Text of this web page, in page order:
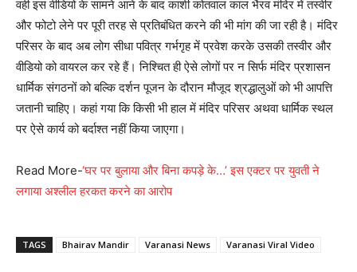
वही इस वीडियो के सामने आने के बाद काशी कोतवाल काल भैरव मंदिर में तस्वीर
और फोटो लेने पर पूरी तरह से प्रतिबंधित करने की भी मांग की जा रही है। मंदिर
परिसर के बाद अब लोग सीधा पवित्र गर्भगृह में प्रवेश करके उसकी तस्वीर और
वीडियो को वायरल कर रहे हैं। निश्चित ही ऐसे लोगों पर न सिर्फ मंदिर प्रशासन
धार्मिक संगठनों को बल्कि दर्शन पूजन के दौरान मौजूद श्रद्धालुओं को भी आपत्ति
जतानी चाहिए। कहां गया कि किसी भी हाल में मंदिर परिसर अथवा धार्मिक स्थल
पर ऐसे कार्य को बर्दाश्त नहीं किया जाएगा।
Read More-‘घर पर बुलाया और बिना कपड़े के…’ इस एक्टर पर युवती ने
लगाया अश्लील हरकत करने का आरोप
TAGS Bhairav Mandir Varanasi News Varanasi Viral Video